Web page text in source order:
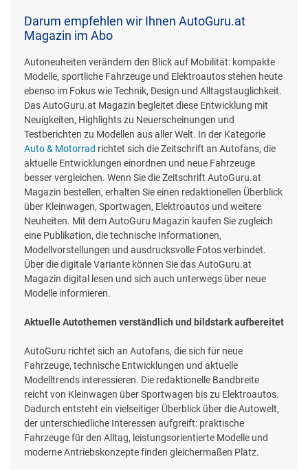
Darum empfehlen wir Ihnen AutoGuru.at
Magazin im Abo
Autoneuheiten verändern den Blick auf Mobilität: kompakte
Modelle, sportliche Fahrzeuge und Elektroautos stehen heute
ebenso im Fokus wie Technik, Design und Alltagstauglichkeit.
Das AutoGuru.at Magazin begleitet diese Entwicklung mit
Neuigkeiten, Highlights zu Neuerscheinungen und
Testberichten zu Modellen aus aller Welt. In der Kategorie
Auto & Motorrad richtet sich die Zeitschrift an Autofans, die
aktuelle Entwicklungen einordnen und neue Fahrzeuge
besser vergleichen. Wenn Sie die Zeitschrift AutoGuru.at
Magazin bestellen, erhalten Sie einen redaktionellen Überblick
über Kleinwagen, Sportwagen, Elektroautos und weitere
Neuheiten. Mit dem AutoGuru Magazin kaufen Sie zugleich
eine Publikation, die technische Informationen,
Modellvorstellungen und ausdrucksvolle Fotos verbindet.
Über die digitale Variante können Sie das AutoGuru.at
Magazin digital lesen und sich auch unterwegs über neue
Modelle informieren.
Aktuelle Autothemen verständlich und bildstark aufbereitet
AutoGuru richtet sich an Autofans, die sich für neue
Fahrzeuge, technische Entwicklungen und aktuelle
Modelltrends interessieren. Die redaktionelle Bandbreite
reicht von Kleinwagen über Sportwagen bis zu Elektroautos.
Dadurch entsteht ein vielseitiger Überblick über die Autowelt,
der unterschiedliche Interessen aufgreift: praktische
Fahrzeuge für den Alltag, leistungsorientierte Modelle und
moderne Antriebskonzepte finden gleichermaßen Platz.